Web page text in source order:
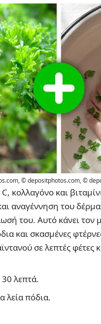
,© depositphotos.com,©
κολλαγόνο και
αναγέννηση του
του. Αυτό κάνει τον
και σκασμένες
σε λεπτές φέτες
λεπτά.
λεία πόδια.